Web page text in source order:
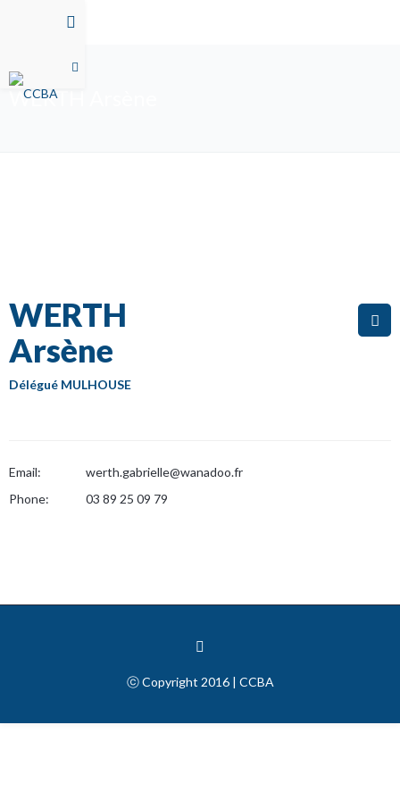
WERTH Arsène
WERTH
Arsène
Délégué MULHOUSE
Email:
werth.gabrielle@wanadoo.fr
Phone:
03 89 25 09 79
ⓒ Copyright 2016 | CCBA